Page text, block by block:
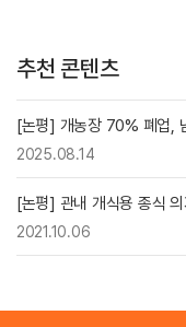
추천 콘텐츠
[논평] 개농장 70% 폐업,
2025.08.14
[논평] 관내 개식용 종식
2021.10.06